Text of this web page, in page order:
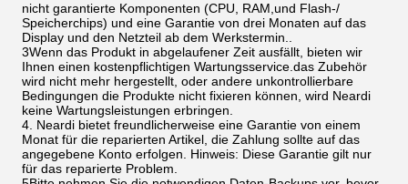
nicht garantierte Komponenten (CPU, RAM,und Flash-/
Speicherchips) und eine Garantie von drei Monaten auf das
Display und den Netzteil ab dem Werkstermin..
3Wenn das Produkt in abgelaufener Zeit ausfällt, bieten wir
Ihnen einen kostenpflichtigen Wartungsservice.das Zubehör
wird nicht mehr hergestellt, oder andere unkontrollierbare
Bedingungen die Produkte nicht fixieren können, wird Neardi
keine Wartungsleistungen erbringen.
4. Neardi bietet freundlicherweise eine Garantie von einem
Monat für die reparierten Artikel, die Zahlung sollte auf das
angegebene Konto erfolgen. Hinweis: Diese Garantie gilt nur
für das reparierte Problem.